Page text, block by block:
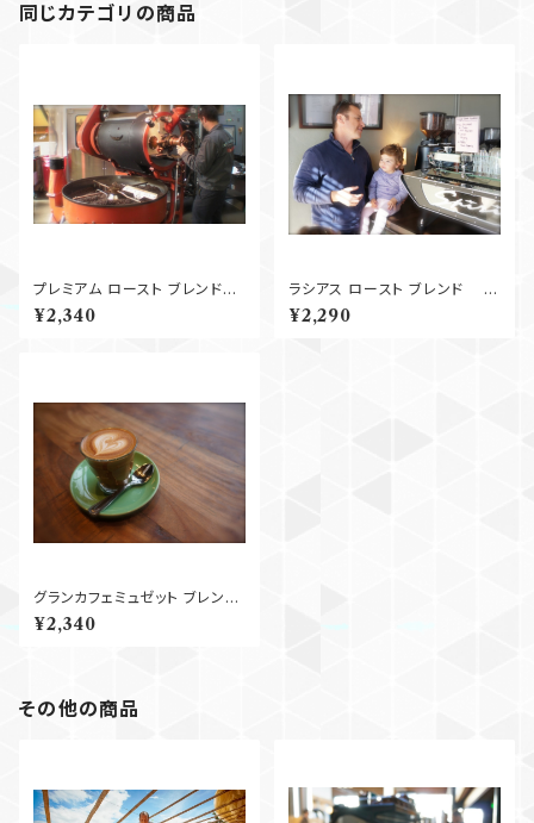
同じカテゴリの商品
プレミアム ロースト ブレンド
250g
¥2,340
ラシアス ロースト ブレンド
(旧イタリアンローストブレン
ド） 250g
¥2,290
グランカフェミュゼット ブレン
ド 250g
¥2,340
その他の商品